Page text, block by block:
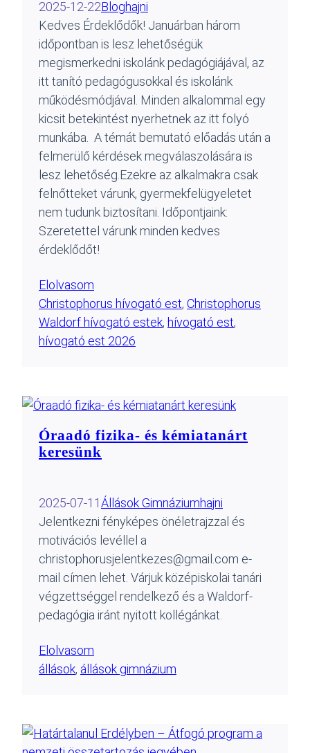
2025-12-22Bloghajni
Kedves Érdeklődők! Januárban három
időpontban is lesz lehetőségük
megismerkedni iskolánk pedagógiájával, az
itt tanító pedagógusokkal és iskolánk
működésmódjával. Minden alkalommal egy
kicsit betekintést nyerhetnek az itt folyó
munkába. A témát bemutató előadás után a
felmerülő kérdések megválaszolására is
lesz lehetőség.Ezekre az alkalmakra csak
felnőtteket várunk, gyermekfelügyeletet
nem tudunk biztosítani. Időpontjaink:
Szeretettel várunk minden kedves
érdeklődőt!
Elolvasom
Christophorus hívogató est, Christophorus
Waldorf hívogató estek, hívogató est
hívogató est 2026
Óraadó fizika- és kémiatanárt
keresünk
2025-07-11Állások Gimnáziumhajni
Jelentkezni fényképes önéletrajzzal és
motivációs levéllel a
christophorusjelentkezes@gmail.com e-
mail címen lehet. Várjuk középiskolai tanári
végzettséggel rendelkező és a Waldorf-
pedagógia iránt nyitott kollégánkat.
Elolvasom
állások, állások gimnázium